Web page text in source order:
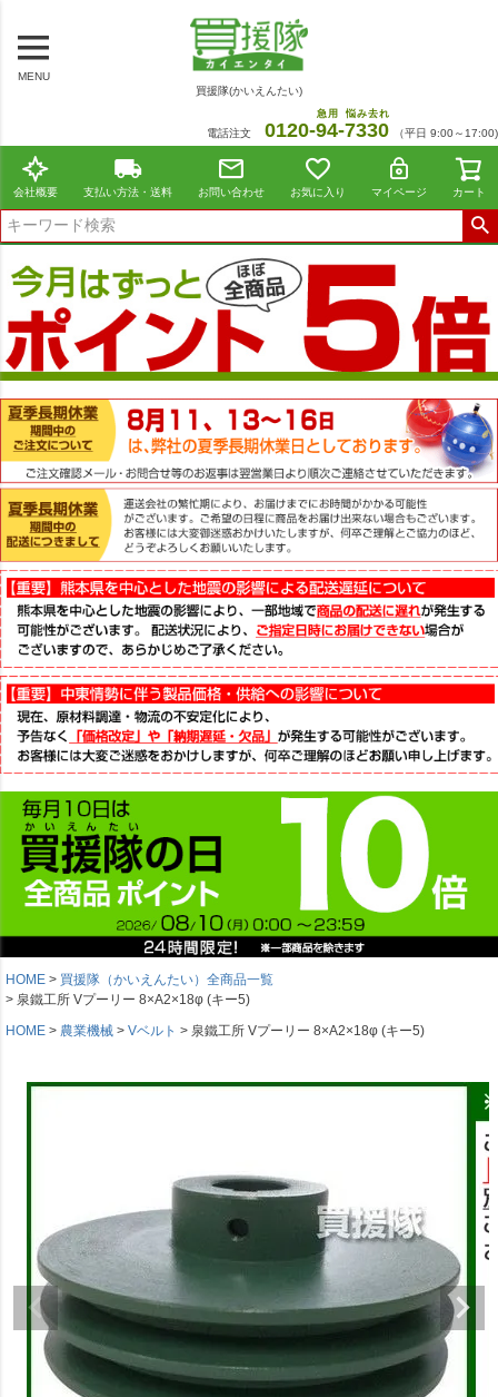
MENU
買援隊(かいえんたい)
電話注文 0120-94
急用
-7330
悩み去れ
（平日 9:00～17:00)
会社概要 支払い方法・送料 お問い合わせ お気に入り マイページ カート
HOME
買援隊（かいえんたい）全商品一覧
泉鐵工所 Vプーリー 8×A2×18φ (キー5)
HOME
農業機械 Vベルト 泉鐵工所 Vプーリー 8×A2×18φ (キー5)